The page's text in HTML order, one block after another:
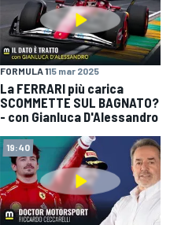
FORMULA 115 mar 2025
La FERRARI più carica
SCOMMETTE SUL BAGNATO?
- con Gianluca D'Alessandro
19:40